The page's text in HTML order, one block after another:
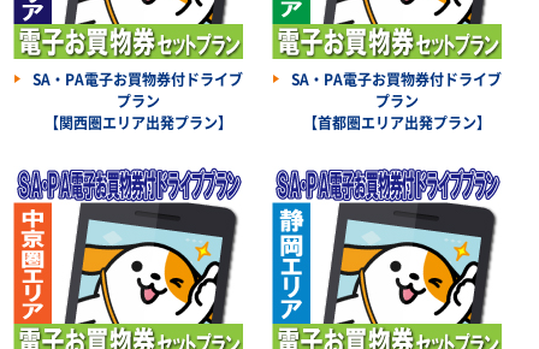
SA・PA電子お買物券付ドライブ
プラン
【関西圏エリア出発プラン】
SA・PA電子お買物券付ドライブ
プラン
【首都圏エリア出発プラン】